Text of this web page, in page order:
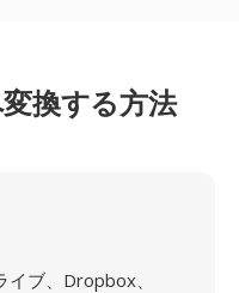
換する方法
ブ、Dropbox、